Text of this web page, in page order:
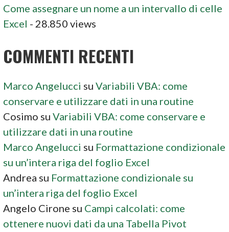
Come assegnare un nome a un intervallo di celle
Excel - 28.850 views
COMMENTI RECENTI
Marco Angelucci suVariabili VBA: come
conservare e utilizzare dati in una routine
Cosimo suVariabili VBA: come conservare e
utilizzare dati in una routine
Marco Angelucci su Formattazione condizionale
su un’intera riga del foglio Excel
Andrea su Formattazione condizionale su
un’intera riga del foglio Excel
Angelo Cirone su Campi calcolati: come
ottenere nuovi dati da una Tabella Pivot